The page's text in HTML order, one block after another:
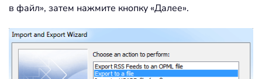
в файл», затем нажмите кнопку «Далее».